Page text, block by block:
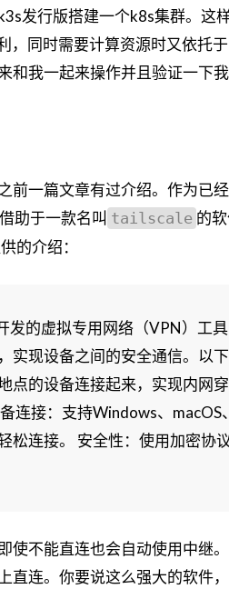
发行版搭建一个k8s集群。这
，同时需要计算资源时又依托
我一起来操作并且验证一下我
前一篇文章有过介绍。作为已
助于一款名叫 tailscale 的
的介绍：
发的虚拟专用网络（VPN）工
实现设备之间的安全通信。以
点的设备连接起来，实现内网
连接：支持Windows、
松连接。 安全性：使用加密协
使不能直连也会自动使用中继
直连。你要说这么强大的软件